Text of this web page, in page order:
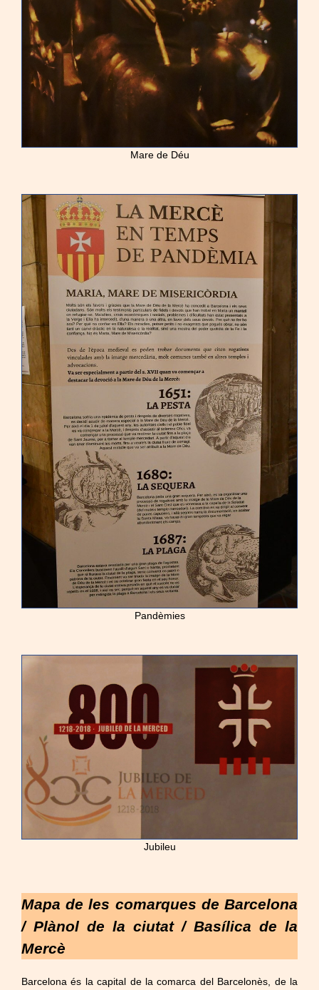
Mare de Déu
Pandèmies
Jubileu
Mapa de les comarques de Barcelona
/ Plànol de la ciutat / Basílica de la
Mercè
Barcelona és la capital de la comarca del Barcelonès, de la